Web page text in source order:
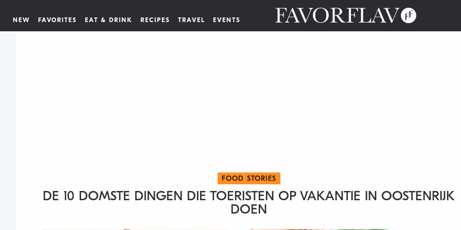
NEW FAVORITES EAT & DRINK RECIPES TRAVEL EVENTS
FOOD STORIES
DE 10 DOMSTE DINGEN DIE TOERISTEN OP VAKANTIE IN OOSTENRIJK
DOEN